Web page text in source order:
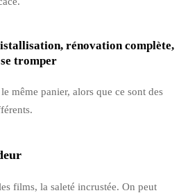
rénovation complète,
tromper
même panier, alors que ce sont des
films, la saleté incrustée. On peut